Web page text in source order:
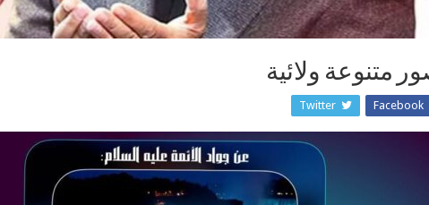
متنوعة ولائية
Facebook
Twitter